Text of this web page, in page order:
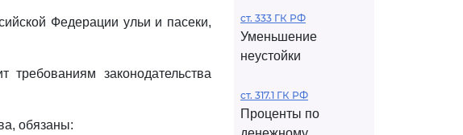
Федерации ульи и пасеки,
законодательства
обязаны:
ст. 333 ГК РФ
Уменьшение
неустойки
ст. 317.1 ГК РФ
Проценты по